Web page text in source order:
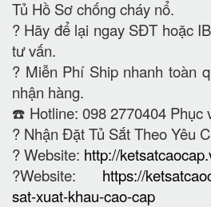
Tủ Hồ Sơ chống cháy nổ.
? Hãy để lại ngay SĐT hoặc
tư vấn.
? Miễn Phí Ship nhanh toàn
nhận hàng.
☎️ Hotline: 098 2770404 Phục
? Nhận Đặt Tủ Sắt Theo Yêu
? Website: http://
?Website: https://
sat-xuat-khau-cao-cap